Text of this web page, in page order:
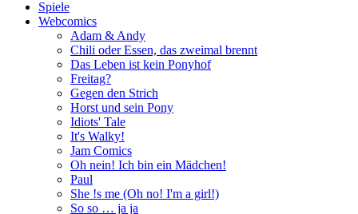
Spiele
Webcomics
Adam & Andy
Chili oder Essen, das zweimal brennt
Das Leben ist kein Ponyhof
Freitag?
Gegen den Strich
Horst und sein Pony
Idiots' Tale
It's Walky!
Jam Comics
Oh nein! Ich bin ein Mädchen!
Paul
She !s me (Oh no! I'm a girl!)
So so … ja ja